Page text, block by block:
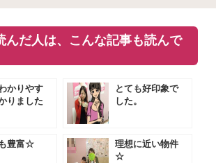
んだ人は、こんな記事も読んで
かりやす
りました
とても好印象で
した。
豊富☆
理想に近い物件
☆